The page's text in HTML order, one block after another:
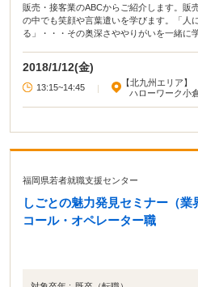
販売・接客業のABCからご紹介します。販
の中でも笑顔や言葉遣いを学びます。「人
る」・・・その奥深さややりがいを一緒に
2018/1/12(金)
13:15~14:45 |
【北九州エリア】
ハローワーク小
福岡県若者就職支援センター
しごとの魅力発見セミナー（業
コール・オペレーター職